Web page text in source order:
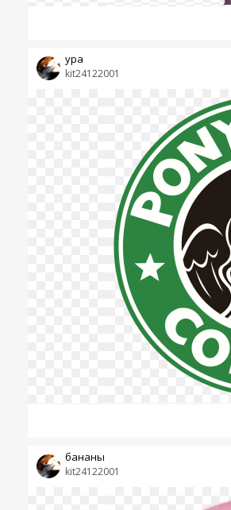
kit24122001
ура
kit24122001
бананы